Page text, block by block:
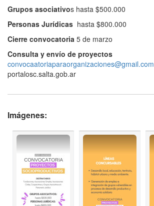
Grupos asociativos hasta $500.000
Personas Jurídicas hasta $800.000
Cierre convocatoria 5 de marzo
Consulta y envío de proyectos
convocaatoriaparaorganizaciones@gmail.com
portalosc.salta.gob.ar
Imágenes: